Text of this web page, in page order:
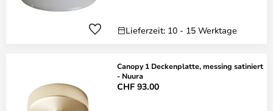
Lieferzeit: 10 - 15 Werktage
Canopy 1 Deckenplatte, messing satiniert
- Nuura
CHF 93.00